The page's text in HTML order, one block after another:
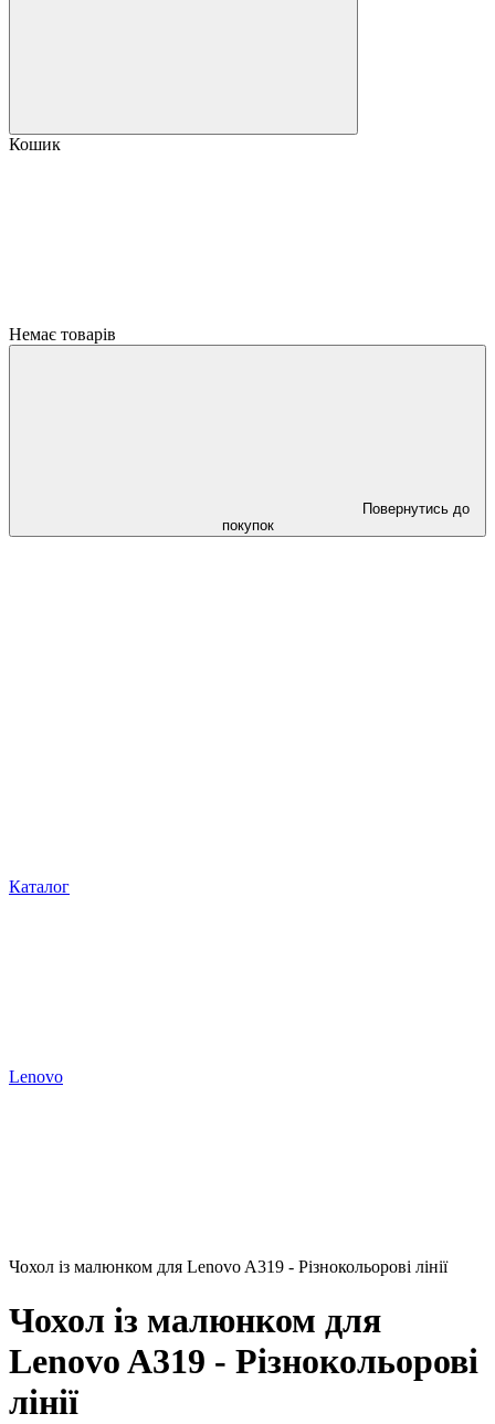
Кошик
Немає товарів
Повернутись до
покупок
Каталог
Lenovo
Чохол із малюнком для Lenovo A319 - Різнокольорові лінії
Чохол із малюнком для
Lenovo A319 - Різнокольорові
лінії